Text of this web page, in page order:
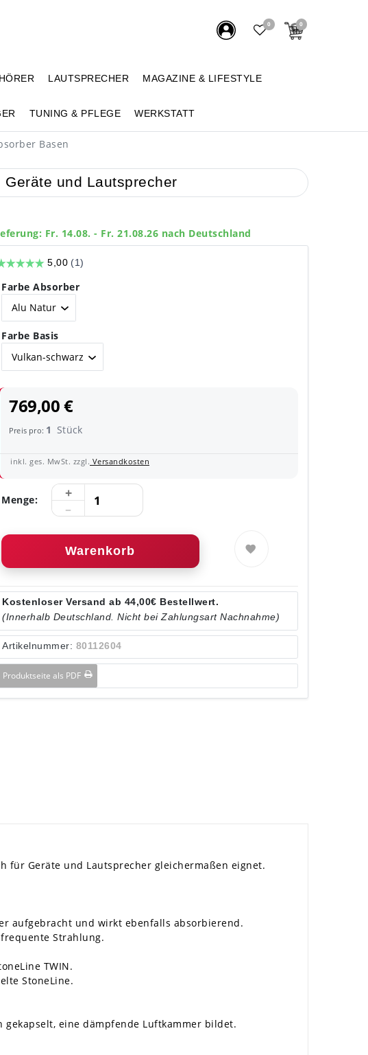
0 0
LAUTSPRECHER MAGAZINE & LIFESTYLE
TUNING & PFLEGE WERKSTATT
Basen
und Lautsprecher
Fr. 14.08. - Fr. 21.08.26 nach Deutschland
Farbe Absorber
Farbe Basis
769,00 €
Preis pro: 1 Stück
inkl. ges. MwSt. zzgl. Versandkosten
Menge:
Warenkorb
Kostenloser Versand ab 44,00€ Bestellwert.
(Innerhalb Deutschland. Nicht bei Zahlungsart Nachnahme)
Artikelnummer: 80112604
Produktseite als PDF
für Geräte und Lautsprecher gleichermaßen eignet.
aufgebracht und wirkt ebenfalls absorbierend.
Strahlung.
TWIN.
StoneLine.
eine dämpfende Luftkammer bildet.